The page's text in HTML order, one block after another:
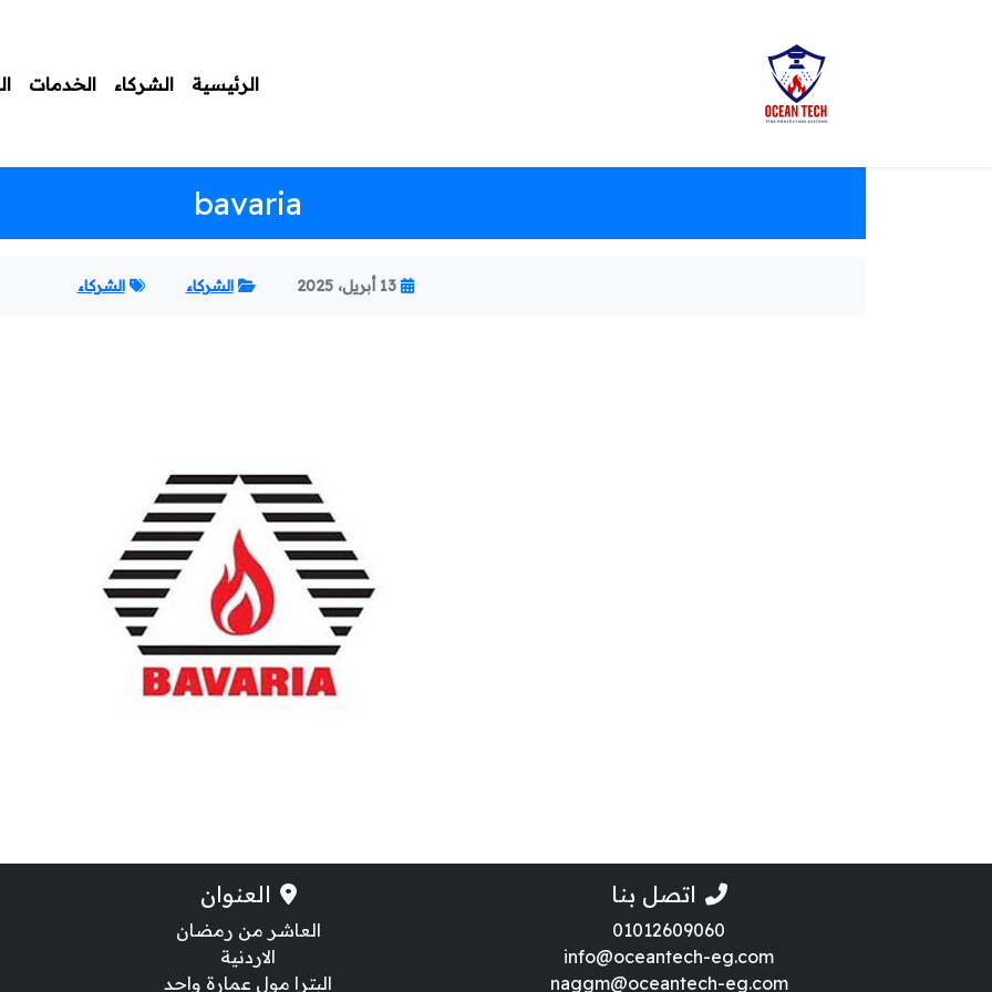
الرئيسية الشركاء الخدمات
bavaria
13 أبريل، 2025 الشركاء الشركاء
اتصل بنا
01012609060
info@oceantech-eg.com
naggm@oceantech-eg.com
العنوان
العاشر من رمضان
الاردنية
البترا مول عمارة واحد